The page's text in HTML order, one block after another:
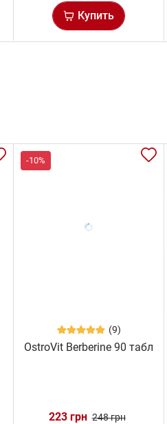
Купить
-10%
(9)
OstroVit Berberine 90 табл
223 грн 248 грн